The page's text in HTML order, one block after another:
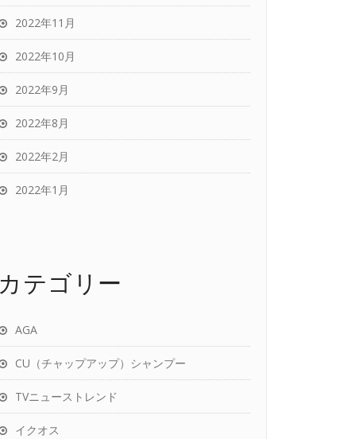
2022年11月
2022年10月
2022年9月
2022年8月
2022年2月
2022年1月
カテゴリー
AGA
CU（チャップアップ）シャンプー
TVニューストレンド
イクオス